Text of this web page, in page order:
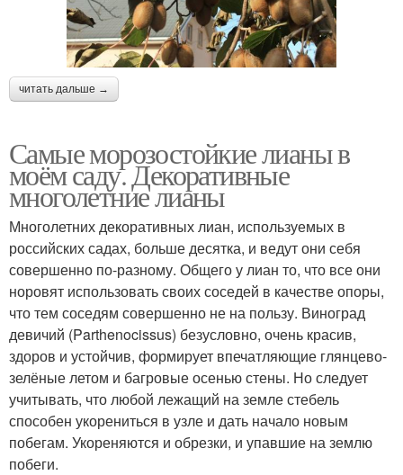
читать дальше →
Самые морозостойкие лианы в
моём саду. Декоративные
многолетние лианы
Многолетних декоративных лиан, используемых в
российских садах, больше десятка, и ведут они себя
совершенно по-разному. Общего у лиан то, что все они
норовят использовать своих соседей в качестве опоры,
что тем соседям совершенно не на пользу. Виноград
девичий (Parthenocissus) безусловно, очень красив,
здоров и устойчив, формирует впечатляющие глянцево-
зелёные летом и багровые осенью стены. Но следует
учитывать, что любой лежащий на земле стебель
способен укорениться в узле и дать начало новым
побегам. Укореняются и обрезки, и упавшие на землю
побеги.